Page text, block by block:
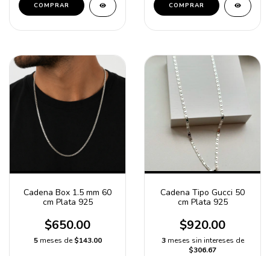
COMPRAR COMPRAR
Cadena Box 1.5 mm 60
cm Plata 925
$650.00
5 meses de$143.00
Cadena Tipo Gucci 50
cm Plata 925
$920.00
3 meses sin intereses de
$306.67